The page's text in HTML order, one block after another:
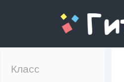
gitem.me
Класс